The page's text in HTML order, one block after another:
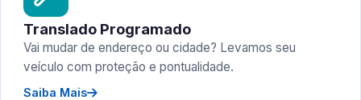
Translado Programado
Vai mudar de endereço ou cidade? Levamos seu
veículo com proteção e pontualidade.
Saiba Mais